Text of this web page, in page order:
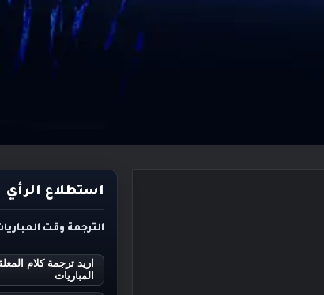
استطلاع الرأي
الترجمة وقت
اريد ترجمة كلام
المباريات